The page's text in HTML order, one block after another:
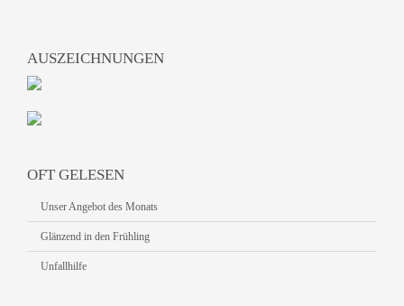
AUSZEICHNUNGEN
OFT GELESEN
Unser Angebot des Monats
Glänzend in den Frühling
Unfallhilfe